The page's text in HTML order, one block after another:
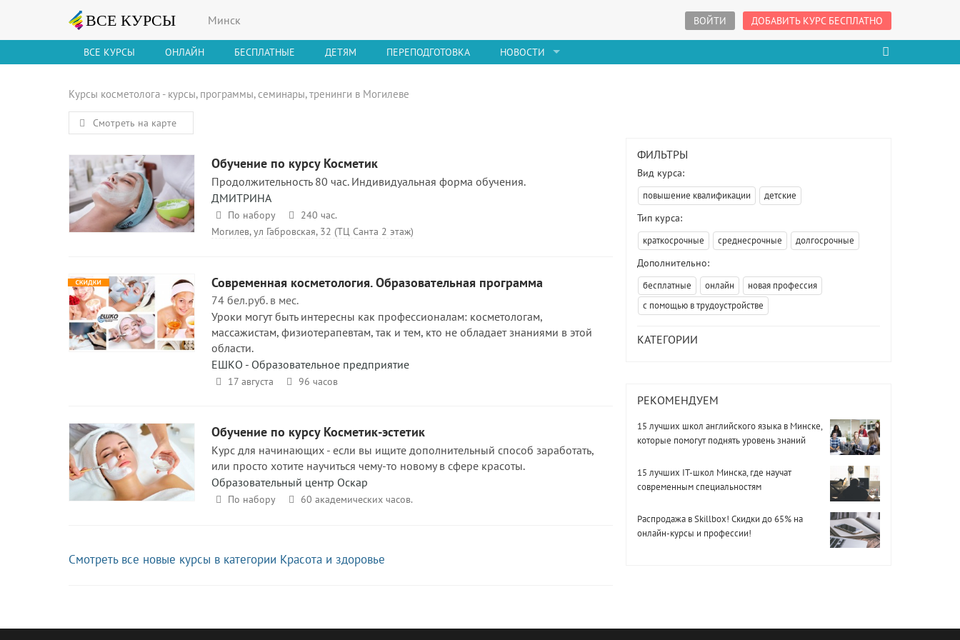
Минск ВОЙТИ ДОБАВИТЬ КУРС БЕСПЛАТНО
ВСЕ КУРСЫ ОНЛАЙН БЕСПЛАТНЫЕ ДЕТЯМ ПЕРЕПОДГОТОВКА НОВОСТИ
Курсы косметолога - курсы, программы, семинары, тренинги в Могилеве
Смотреть на карте
Обучение по курсу Косметик
Продолжительность 80 час. Индивидуальная форма обучения.
ДМИТРИНА
По набору
240 час.
Могилев, ул Габровская, 32 (ТЦ Санта 2 этаж)
Современная косметология. Образовательная программа
74 бел.руб. в мес.
Уроки могут быть интересны как профессионалам: косметологам,
массажистам, физиотерапевтам, так и тем, кто не обладает знаниями в этой
области.
ЕШКО - Образовательное предприятие
17 августа 96 часов
Обучение по курсу Косметик-эстетик
Курс для начинающих - если вы ищите дополнительный способ заработать,
или просто хотите научиться чему-то новому в сфере красоты.
Образовательный центр Оскар
По набору 60 академических часов.
Смотреть все новые курсы в категории Красота и здоровье
ФИЛЬТРЫ
Вид курса:
повышение квалификации детские
Тип курса:
краткосрочные среднесрочные долгосрочные
Дополнительно:
бесплатные онлайн
новая профессия
с помощью в трудоустройстве
КАТЕГОРИИ
РЕКОМЕНДУЕМ
15 лучших школ английского языка в Минске,
которые помогут поднять уровень знаний
15 лучших IT-школ Минска, где научат
современным специальностям
Распродажа в Skillbox! Скидки до 65% на
онлайн-курсы и профессии!